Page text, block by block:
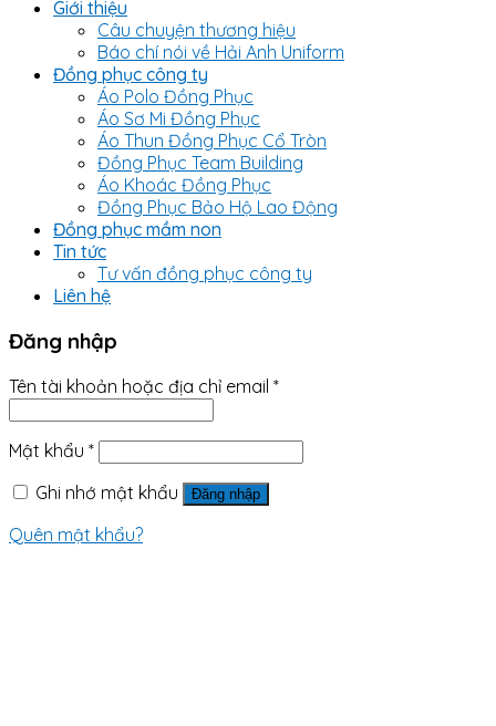
Giới thiệu
Câu chuyện thương hiệu
Báo chí nói về Hải Anh Uniform
Đồng phục công ty
Áo Polo Đồng Phục
Áo Sơ Mi Đồng Phục
Áo Thun Đồng Phục Cổ Tròn
Đồng Phục Team Building
Áo Khoác Đồng Phục
Đồng Phục Bảo Hộ Lao Động
Đồng phục mầm non
Tin tức
Tư vấn đồng phục công ty
Liên hệ
Đăng nhập
Tên tài khoản hoặc địa chỉ email *
Mật khẩu *
Ghi nhớ mật khẩu
Đăng nhập
Quên mật khẩu?